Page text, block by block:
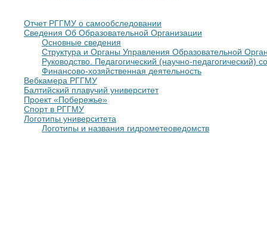
Отчет РГГМУ о самообследовании
Сведения Об Образовательной Организации
Основные сведения
Структура и Органы Управления Образовательной
Руководство. Педагогический (научно-педагогический)
Финансово-хозяйственная деятельность
Вебкамера РГГМУ
Балтийский плавучий университет
Проект «Побережье»
Спорт в РГГМУ
Логотипы университета
Логотипы и названия гидрометеоведомств